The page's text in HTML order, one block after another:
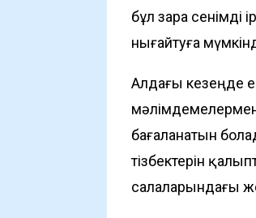
бұл өзара
нығайтуға
Алдағы кезеңде
бағаланатын
тізбектерін
салаларындағы